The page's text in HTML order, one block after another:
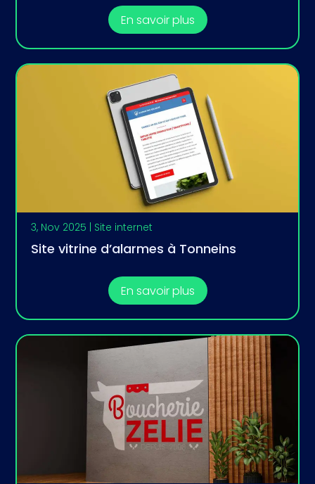
En savoir plus
3, Nov 2025 | Site internet
Site vitrine d’alarmes à Tonneins
En savoir plus